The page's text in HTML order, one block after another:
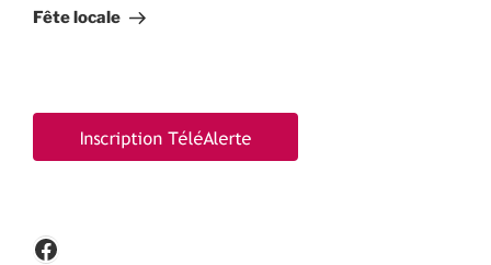
suivant
Fête locale
Facebook